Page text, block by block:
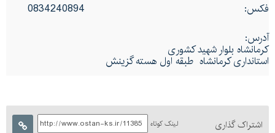
فکس: 0834240894
آدرس:
کرمانشاه بلوار شهید کشوری
استانداری کرمانشاه طبقه اول هسته گزینش
اشتراک گذاری لینک کوتاه